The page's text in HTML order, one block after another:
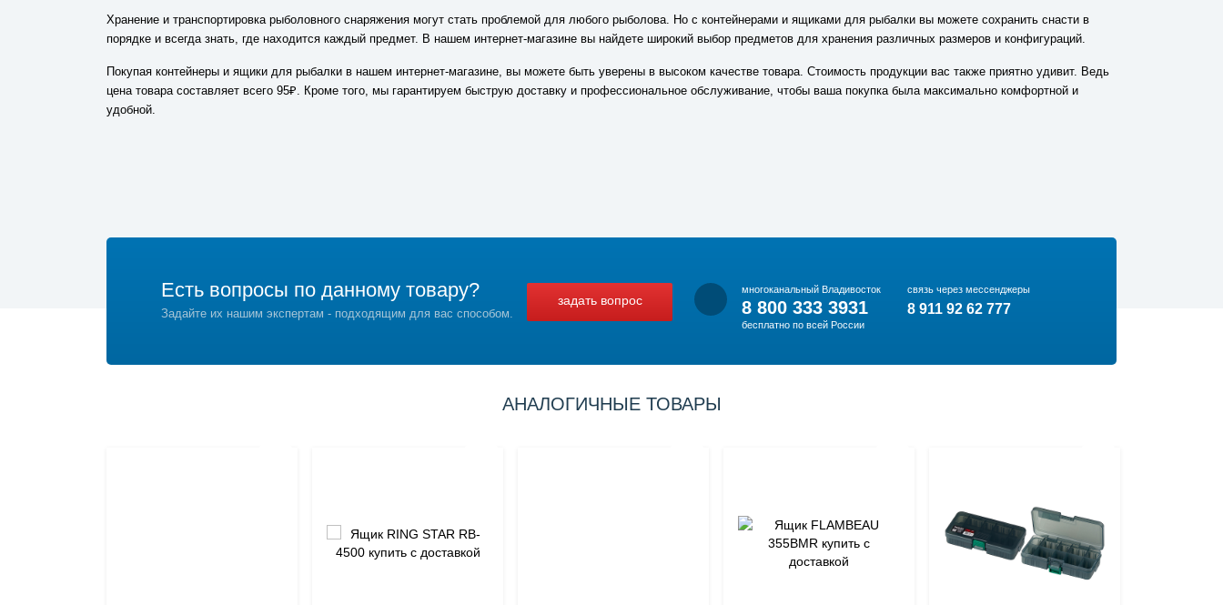
Хранение и транспортировка рыболовного снаряжения могут стать проблемой для любого рыболова. Но с контейнерами и ящиками для рыбалки вы можете сохранить снасти в
порядке и всегда знать, где находится каждый предмет. В нашем интернет-магазине вы найдете широкий выбор предметов для хранения различных размеров и конфигураций.
Покупая контейнеры и ящики для рыбалки в нашем интернет-магазине, вы можете быть уверены в высоком качестве товара. Стоимость продукции вас также приятно удивит. Ведь
цена товара составляет всего 95₽. Кроме того, мы гарантируем быструю доставку и профессиональное обслуживание, чтобы ваша покупка была максимально комфортной и
удобной.
Есть вопросы по данному товару?
Задайте их нашим экспертам - подходящим для вас способом.
задать вопрос
многоканальный Владивосток
8 800 333 3931
бесплатно по всей России
связь через мессенджеры
8 911 92 62 777
АНАЛОГИЧНЫЕ ТОВАРЫ